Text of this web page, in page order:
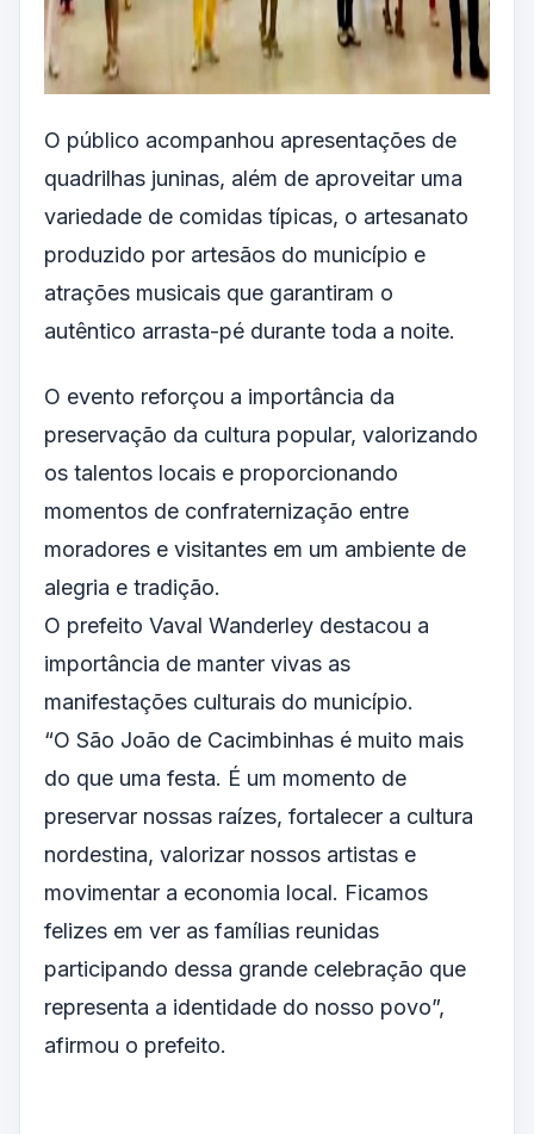
O público acompanhou apresentações de
quadrilhas juninas, além de aproveitar uma
variedade de comidas típicas, o artesanato
produzido por artesãos do município e
atrações musicais que garantiram o
autêntico arrasta-pé durante toda a noite.
O evento reforçou a importância da
preservação da cultura popular, valorizando
os talentos locais e proporcionando
momentos de confraternização entre
moradores e visitantes em um ambiente de
alegria e tradição.
O prefeito Vaval Wanderley destacou a
importância de manter vivas as
manifestações culturais do município.
“O São João de Cacimbinhas é muito mais
do que uma festa. É um momento de
preservar nossas raízes, fortalecer a cultura
nordestina, valorizar nossos artistas e
movimentar a economia local. Ficamos
felizes em ver as famílias reunidas
participando dessa grande celebração que
representa a identidade do nosso povo”,
afirmou o prefeito.